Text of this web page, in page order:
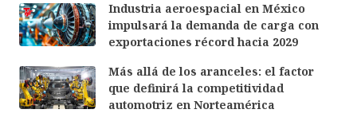
Industria aeroespacial en México
impulsará la demanda de carga con
exportaciones récord hacia 2029
Más allá de los aranceles: el factor
que definirá la competitividad
automotriz en Norteamérica